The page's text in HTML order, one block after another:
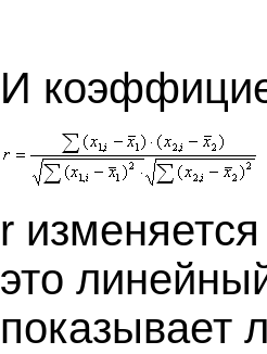
И
r
это
показывает